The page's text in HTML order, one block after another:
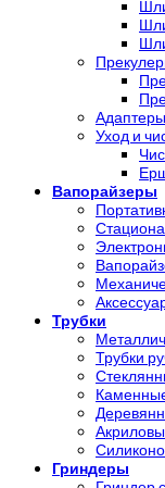
Уход и
Вапорайзеры
Трубки
Трубки
Гриндеры